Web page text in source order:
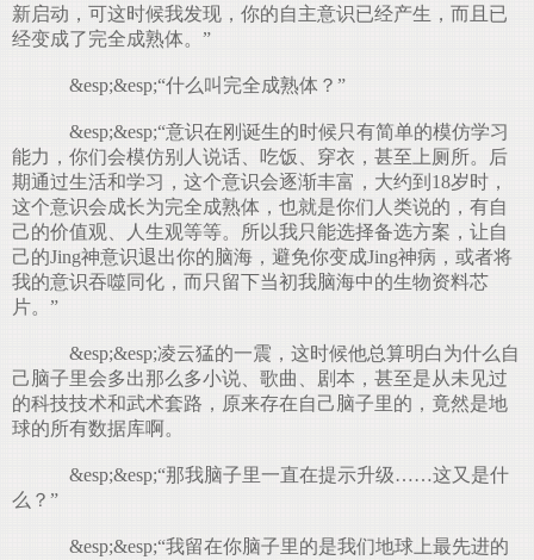
新启动，可这时候我发现，你的自主意识已经产生，而且已
经变成了完全成熟体。”
&esp;&esp;“什么叫完全成熟体？”
&esp;&esp;“意识在刚诞生的时候只有简单的模仿学习
能力，你们会模仿别人说话、吃饭、穿衣，甚至上厕所。后
期通过生活和学习，这个意识会逐渐丰富，大约到18岁时，
这个意识会成长为完全成熟体，也就是你们人类说的，有自
己的价值观、人生观等等。所以我只能选择备选方案，让自
己的Jing神意识退出你的脑海，避免你变成Jing神病，或者将
我的意识吞噬同化，而只留下当初我脑海中的生物资料芯
片。”
&esp;&esp;凌云猛的一震，这时候他总算明白为什么自
己脑子里会多出那么多小说、歌曲、剧本，甚至是从未见过
的科技技术和武术套路，原来存在自己脑子里的，竟然是地
球的所有数据库啊。
&esp;&esp;“那我脑子里一直在提示升级……这又是什
么？”
&esp;&esp;“我留在你脑子里的是我们地球上最先进的